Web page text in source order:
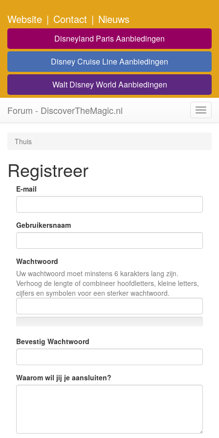
Website | Contact | Nieuws
Disneyland Paris Aanbiedingen
Disney Cruise Line Aanbiedingen
Walt Disney World Aanbiedingen
Forum - DiscoverTheMagic.nl
Thuis
Registreer
E-mail
Gebruikersnaam
Wachtwoord
Uw wachtwoord moet minstens 6 karakters lang zijn.
Verhoog de lengte of combineer hoofdletters, kleine letters,
cijfers en symbolen voor een sterker wachtwoord.
Bevestig Wachtwoord
Waarom wil jij je aansluiten?